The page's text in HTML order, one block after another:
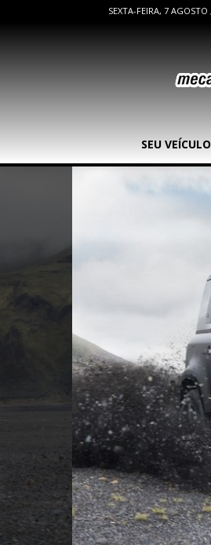
SEXTA-FEIRA, 7 AGOSTO
SEU VEÍCULO